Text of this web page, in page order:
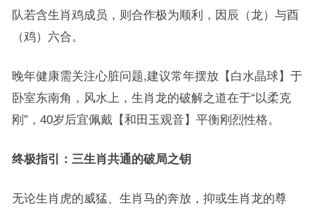
队若含生肖鸡成员，则合作极为顺利，因辰（龙）与酉
（鸡）六合。
晚年健康需关注心脏问题,建议常年摆放【白水晶球】于
卧室东南角，风水上，生肖龙的破解之道在于“以柔克
刚”，40岁后宜佩戴【和田玉观音】平衡刚烈性格。
终极指引：三生肖共通的破局之钥
无论生肖虎的威猛、生肖马的奔放，抑或生肖龙的尊